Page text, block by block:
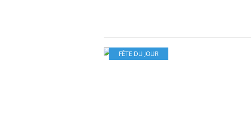
FÊTE DU JOUR